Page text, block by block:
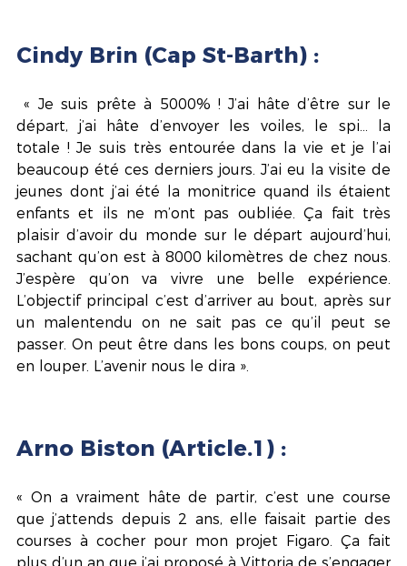
Cindy Brin (Cap St-Barth) :
« Je suis prête à 5000% ! J’ai hâte d’être sur le
départ, j’ai hâte d’envoyer les voiles, le spi… la
totale ! Je suis très entourée dans la vie et je l’ai
beaucoup été ces derniers jours. J’ai eu la visite de
jeunes dont j’ai été la monitrice quand ils étaient
enfants et ils ne m’ont pas oubliée. Ça fait très
plaisir d’avoir du monde sur le départ aujourd’hui,
sachant qu’on est à 8000 kilomètres de chez nous.
J’espère qu’on va vivre une belle expérience.
L’objectif principal c’est d’arriver au bout, après sur
un malentendu on ne sait pas ce qu’il peut se
passer. On peut être dans les bons coups, on peut
en louper. L’avenir nous le dira ».
Arno Biston (Article.1) :
« On a vraiment hâte de partir, c’est une course
que j’attends depuis 2 ans, elle faisait partie des
courses à cocher pour mon projet Figaro. Ça fait